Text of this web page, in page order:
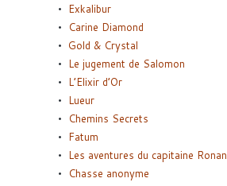
Exkalibur
Carine Diamond
Gold & Crystal
Le jugement de Salomon
L’Elixir d’Or
Lueur
Chemins Secrets
Fatum
Les aventures du capitaine Ronan
Chasse anonyme